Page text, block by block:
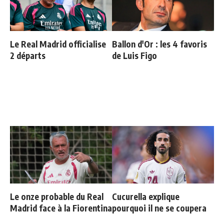
Le Real Madrid officialise
2 départs
Ballon d'Or : les 4 favoris
de Luis Figo
Le onze probable du Real
Madrid face à la Fiorentina
Cucurella explique
pourquoi il ne se coupera